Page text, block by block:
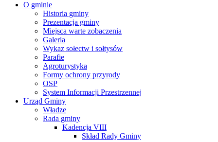
O gminie
Historia gminy
Prezentacja gminy
Miejsca warte zobaczenia
Galeria
Wykaz sołectw i sołtysów
Parafie
Agroturystyka
Formy ochrony przyrody
OSP
System Informacji Przestrzennej
Urząd Gminy
Władze
Rada gminy
Kadencja VIII
Skład Rady Gminy